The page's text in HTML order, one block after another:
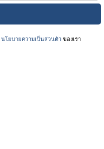
นโยบายความเป็นส่วนตัวของเรา